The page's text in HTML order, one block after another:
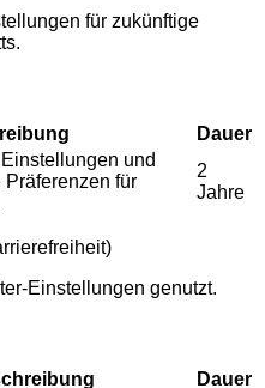
für zukünftige
Dauer
und
für
2
Jahre
Einstellungen genutzt.
Dauer